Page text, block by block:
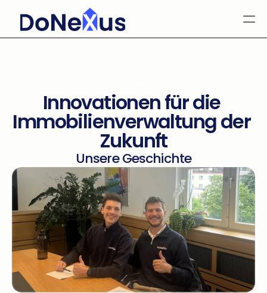
Login
German
Innovationen für die
Immobilienverwaltung der
Zukunft
Unsere Geschichte